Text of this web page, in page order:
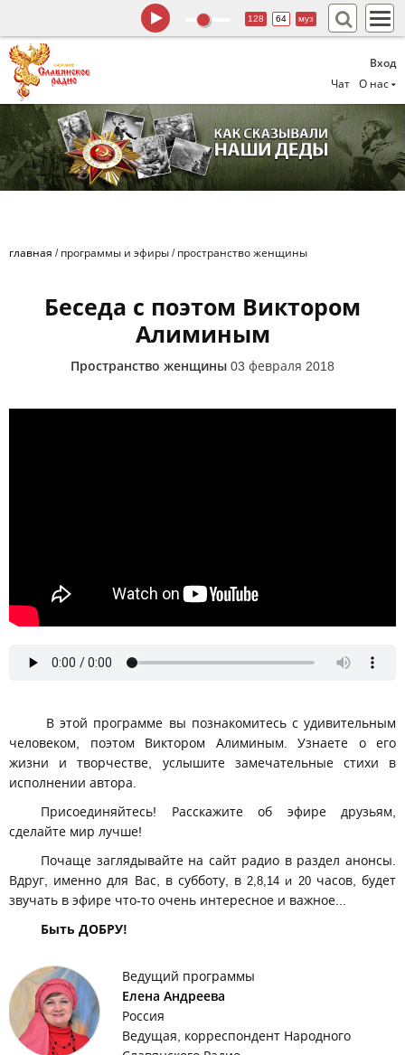
Вход
Чат
О нас
128 64 муз
главная / программы и эфиры / пространство женщины
Беседа с поэтом Виктором
Алиминым
Пространство женщины 03 февраля 2018
В этой программе вы познакомитесь с удивительным
человеком, поэтом Виктором Алиминым. Узнаете о его
жизни и творчестве, услышите замечательные стихи в
исполнении автора.
Присоединяйтесь! Расскажите об эфире друзьям,
сделайте мир лучше!
Почаще заглядывайте на сайт радио в раздел анонсы.
Вдруг, именно для Вас, в субботу, в 2,8,14 и 20часов, будет
звучать в эфире что-то очень интересное и важное...
Быть ДОБРУ!
Ведущий программы
Елена Андреева
Россия
Ведущая, корреспондент Народного